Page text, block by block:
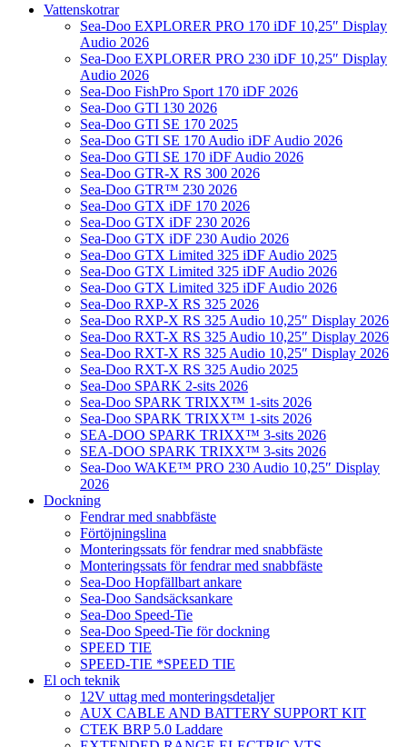
Vattenskotrar
Sea-Doo EXPLORER PRO 170 iDF 10,25″ Display
Audio 2026
Sea-Doo EXPLORER PRO 230 iDF 10,25″ Display
Audio 2026
Sea-Doo FishPro Sport 170 iDF 2026
Sea-Doo GTI 130 2026
Sea-Doo GTI SE 170 2025
Sea-Doo GTI SE 170 Audio iDF Audio 2026
Sea-Doo GTI SE 170 iDF Audio 2026
Sea-Doo GTR-X RS 300 2026
Sea-Doo GTR™ 230 2026
Sea-Doo GTX iDF 170 2026
Sea-Doo GTX iDF 230 2026
Sea-Doo GTX iDF 230 Audio 2026
Sea-Doo GTX Limited 325 iDF Audio 2025
Sea-Doo GTX Limited 325 iDF Audio 2026
Sea-Doo GTX Limited 325 iDF Audio 2026
Sea-Doo RXP-X RS 325 2026
Sea-Doo RXP-X RS 325 Audio 10,25″ Display 2026
Sea-Doo RXT-X RS 325 Audio 10,25″ Display 2026
Sea-Doo RXT-X RS 325 Audio 10,25″ Display 2026
Sea-Doo RXT-X RS 325 Audio 2025
Sea-Doo SPARK 2-sits 2026
Sea-Doo SPARK TRIXX™ 1-sits 2026
Sea-Doo SPARK TRIXX™ 1-sits 2026
SEA-DOO SPARK TRIXX™ 3-sits 2026
SEA-DOO SPARK TRIXX™ 3-sits 2026
Sea-Doo WAKE™ PRO 230 Audio 10,25″ Display
2026
Dockning
Fendrar med snabbfäste
Förtöjningslina
Monteringssats för fendrar med snabbfäste
Monteringssats för fendrar med snabbfäste
Sea-Doo Hopfällbart ankare
Sea-Doo Sandsäcksankare
Sea-Doo Speed-Tie
Sea-Doo Speed-Tie för dockning
SPEED TIE
SPEED-TIE *SPEED TIE
El och teknik
12V uttag med monteringsdetaljer
AUX CABLE AND BATTERY SUPPORT KIT
CTEK BRP 5.0 Laddare